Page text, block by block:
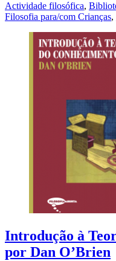
Actividade filosófica,
Filosofia para/com Crianças,
Introdução à
por Dan O’Brien